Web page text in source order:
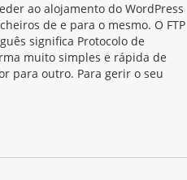
ao alojamento do WordPress
de e para o mesmo. O FTP
significa Protocolo de
muito simples e rápida de
para outro. Para gerir o seu